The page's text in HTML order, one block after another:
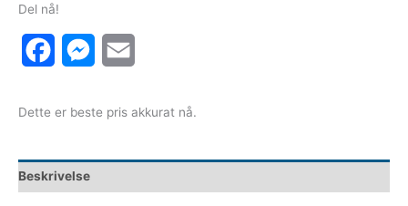
Del nå!
FacebookMessenger
Dette er beste pris akkurat nå.
Beskrivelse